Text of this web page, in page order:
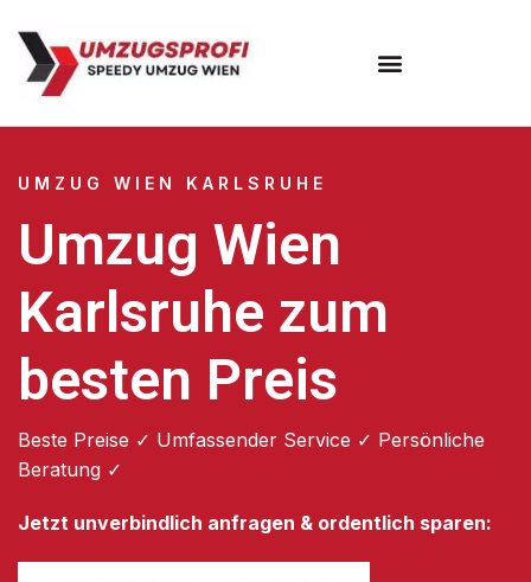
UMZUG WIEN KARLSRUHE
Umzug Wien
Karlsruhe zum
besten Preis
Beste Preise ✓ Umfassender Service ✓ Persönliche
Beratung ✓
Jetzt unverbindlich anfragen & ordentlich sparen: